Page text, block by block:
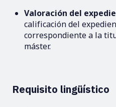
Valoración del
calificación del
correspondiente a la
máster.
Requisito lingüístico